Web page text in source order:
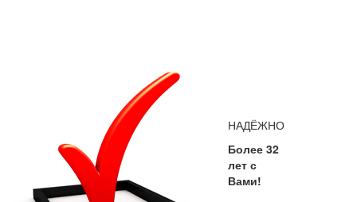
НАДЁЖНО
Более 32
лет с
Вами!